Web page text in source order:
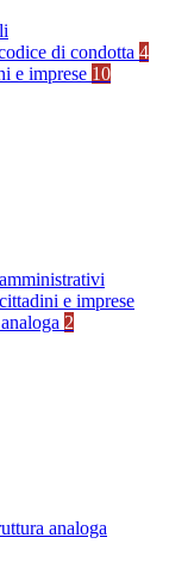
di condotta 4
e imprese 10
e imprese
2
analoga